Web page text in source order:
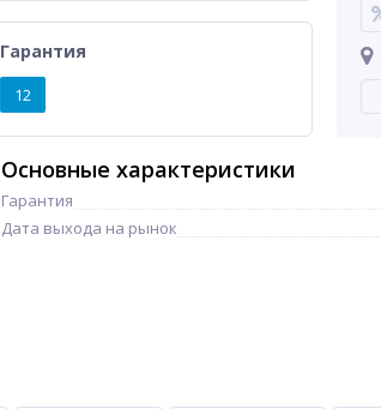
Гарантия
12
Основные характеристики
Гарантия
Дата выхода на рынок